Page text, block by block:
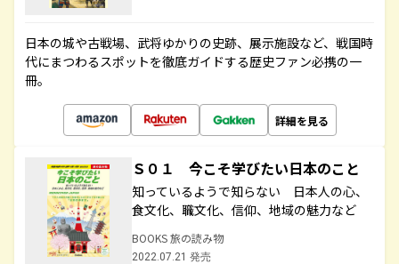
日本の城や古戦場、武将ゆかりの史跡、展示施設など、戦国時
代にまつわるスポットを徹底ガイドする歴史ファン必携の一
冊。
詳細を見る
Ｓ０１ 今こそ学びたい日本のこと
知っているようで知らない 日本人の心、
食文化、職文化、信仰、地域の魅力など
BOOKS 旅の読み物
2022.07.21 発売